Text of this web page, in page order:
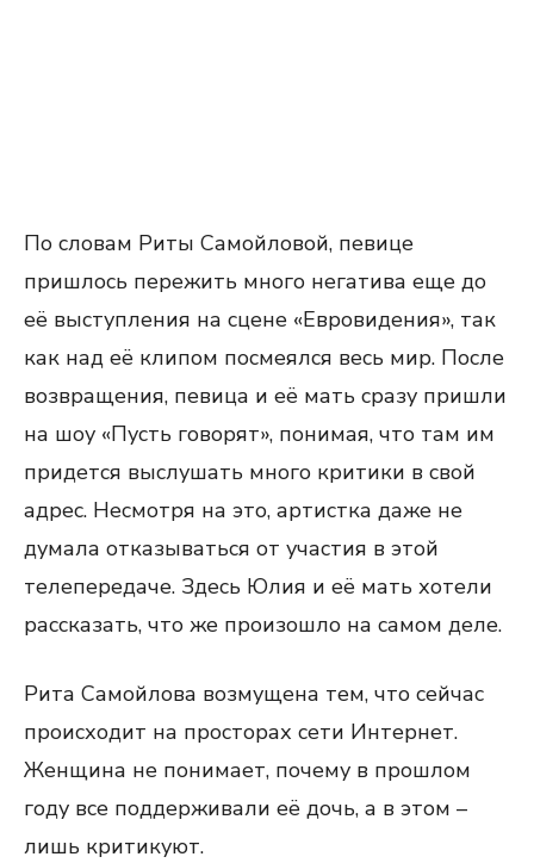
По словам Риты Самойловой, певице
пришлось пережить много негатива еще до
её выступления на сцене «Евровидения», так
как над её клипом посмеялся весь мир. После
возвращения, певица и её мать сразу пришли
на шоу «Пусть говорят», понимая, что там им
придется выслушать много критики в свой
адрес. Несмотря на это, артистка даже не
думала отказываться от участия в этой
телепередаче. Здесь Юлия и её мать хотели
рассказать, что же произошло на самом деле.
Рита Самойлова возмущена тем, что сейчас
происходит на просторах сети Интернет.
Женщина не понимает, почему в прошлом
году все поддерживали её дочь, а в этом –
лишь критикуют.